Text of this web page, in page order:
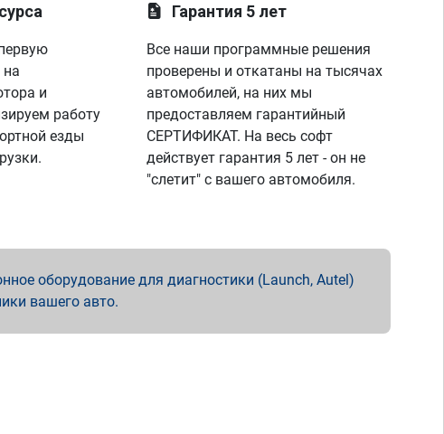
на
и
работу
езды
Гарантия 5 лет
Все наши программные решения
проверены и откатаны на тысячах
автомобилей, на них мы
предоставляем гарантийный
СЕРТИФИКАТ. На весь софт
действует гарантия 5 лет - он не
"слетит" с вашего автомобиля.
оборудование для диагностики (Launch, Autel)
вашего авто.